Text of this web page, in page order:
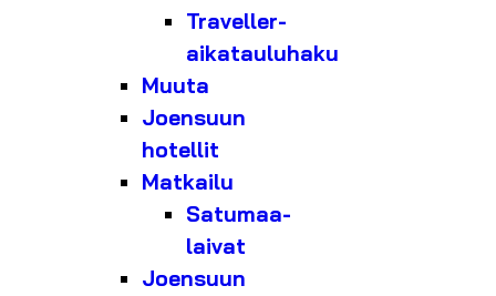
Traveller-
aikatauluhaku
Muuta
Joensuun
hotellit
Matkailu
Satumaa-
laivat
Joensuun